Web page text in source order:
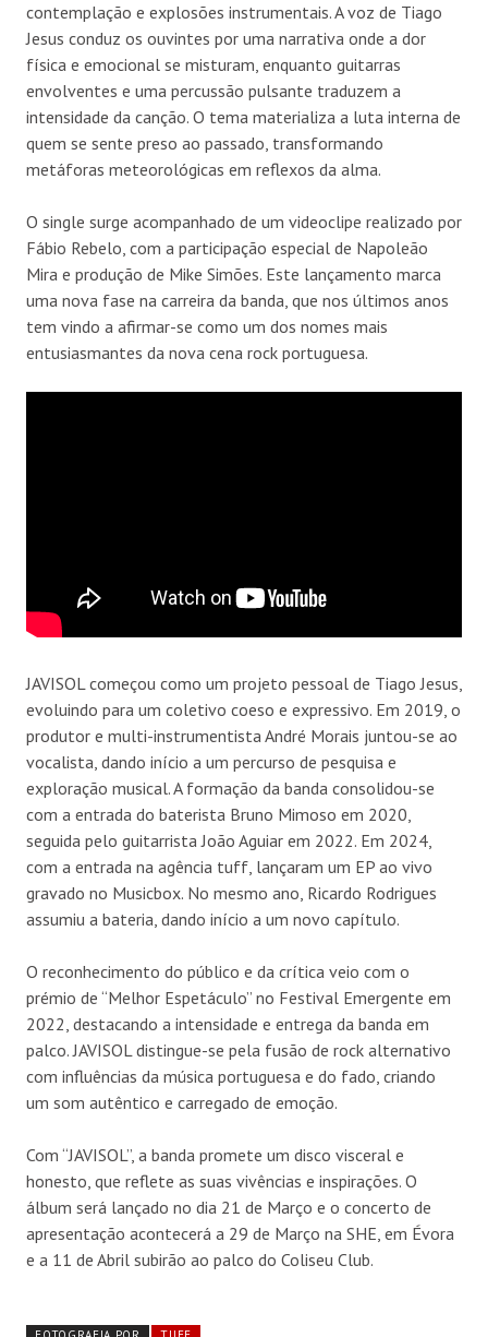
contemplação e explosões instrumentais. A voz de Tiago
Jesus conduz os ouvintes por uma narrativa onde a dor
física e emocional se misturam, enquanto guitarras
envolventes e uma percussão pulsante traduzem a
intensidade da canção. O tema materializa a luta interna de
quem se sente preso ao passado, transformando
metáforas meteorológicas em reflexos da alma.
O single surge acompanhado de um videoclipe realizado por
Fábio Rebelo, com a participação especial de Napoleão
Mira e produção de Mike Simões. Este lançamento marca
uma nova fase na carreira da banda, que nos últimos anos
tem vindo a afirmar-se como um dos nomes mais
entusiasmantes da nova cena rock portuguesa.
JAVISOL começou como um projeto pessoal de Tiago Jesus,
evoluindo para um coletivo coeso e expressivo. Em 2019, o
produtor e multi-instrumentista André Morais juntou-se ao
vocalista, dando início a um percurso de pesquisa e
exploração musical. A formação da banda consolidou-se
com a entrada do baterista Bruno Mimoso em 2020,
seguida pelo guitarrista João Aguiar em 2022. Em 2024,
com a entrada na agência tuff, lançaram um EP ao vivo
gravado no Musicbox. No mesmo ano, Ricardo Rodrigues
assumiu a bateria, dando início a um novo capítulo.
O reconhecimento do público e da crítica veio com o
prémio de “Melhor Espetáculo” no Festival Emergente em
2022, destacando a intensidade e entrega da banda em
palco. JAVISOL distingue-se pela fusão de rock alternativo
com influências da música portuguesa e do fado, criando
um som autêntico e carregado de emoção.
Com “JAVISOL”, a banda promete um disco visceral e
honesto, que reflete as suas vivências e inspirações. O
álbum será lançado no dia 21 de Março e o concerto de
apresentação acontecerá a 29 de Março na SHE, em Évora
e a 11 de Abril subirão ao palco do Coliseu Club.